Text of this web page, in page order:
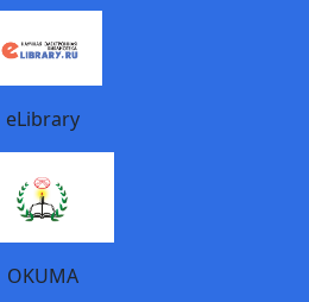
eLibrary
OKUMA